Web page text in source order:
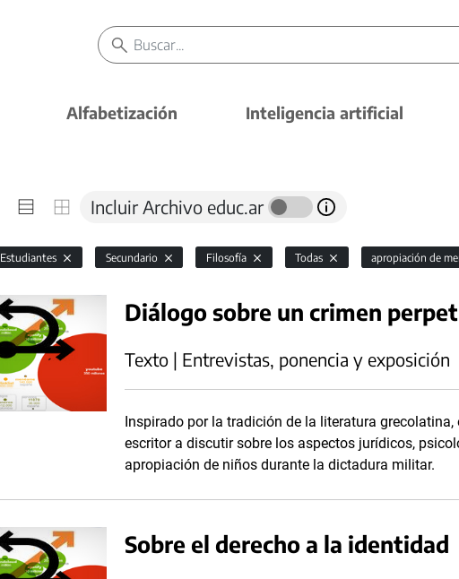
Alfabetización Inteligencia artificial
Incluir Archivo educ.ar
Estudiantes Secundario Filosofía Todas apropiación de
Diálogo sobre un crimen
Texto | Entrevistas, ponencia y exposición
Inspirado por la tradición de la literatura
escritor a discutir sobre los aspectos jurídicos,
apropiación de niños durante la dictadura militar.
Sobre el derecho a la identidad